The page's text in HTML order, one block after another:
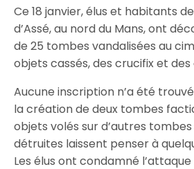
Ce 18 janvier, élus et habitants
d’Assé, au nord du Mans, ont
de 25 tombes vandalisées au
objets cassés, des crucifix et
Aucune inscription n’a été
la création de deux tombes
objets volés sur d’autres
détruites laissent penser à
Les élus ont condamné